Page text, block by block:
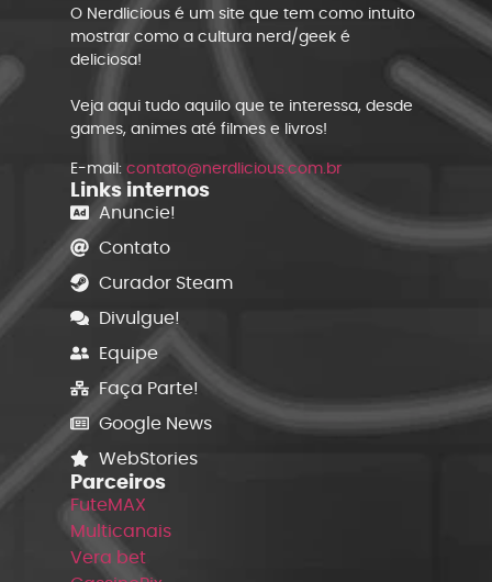
O Nerdlicious é um site que tem como intuito
mostrar como a cultura nerd/geek é
deliciosa!
Veja aqui tudo aquilo que te interessa, desde
games, animes até filmes e livros!
E-mail: contato@nerdlicious.com.br
Links internos
Anuncie!
Contato
Curador Steam
Divulgue!
Equipe
Faça Parte!
Google News
WebStories
Parceiros
FuteMAX
Multicanais
Vera bet